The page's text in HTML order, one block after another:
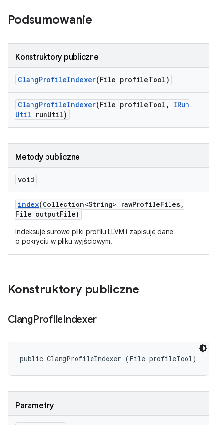
Podsumowanie
Konstruktory publiczne
ClangProfileIndexer(File profileTool)
ClangProfileIndexer(File profileTool ,
IRun
Util runUtil)
Metody publiczne
void
index(Collection<String> rawProfileFiles,
File outputFile)
Indeksuje surowe pliki profilu LLVM i zapisuje dane
o pokryciu w pliku wyjściowym.
Konstruktory publiczne
ClangProfileIndexer
public ClangProfileIndexer (File profileTool)
Parametry